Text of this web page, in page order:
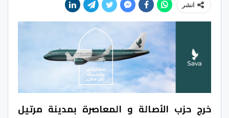
انشر
خرج حزب الأصالة و المعاصرة بمدينة مرتيل